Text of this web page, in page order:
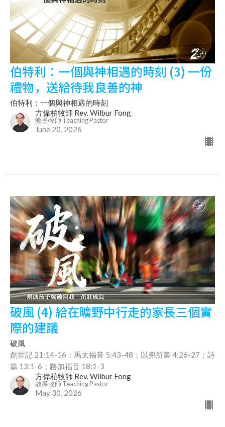
伯特利：一個與神相遇的時刻 (3) 一份
禮物，送給待我良善的神
伯特利：一個與神相遇的時刻
方偉柏牧師 Rev. Wilbur Fong
教導牧師 Teaching Pastor
June 20, 2026
破風 (4) 給在曠野中行走的家長三個實
際的建議
破風
創世記 21:14-16；馬太福音 5:43-48；以弗所書 4:26-27；詩
篇 13:1-6；路加福音 18:1-3
方偉柏牧師 Rev. Wilbur Fong
教導牧師 Teaching Pastor
May 30, 2026